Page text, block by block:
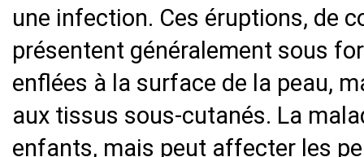
une infection. Ces éruptions, de
présentent généralement sous
enflées à la surface de la peau,
aux tissus sous-cutanés. La
enfants, mais peut affecter les